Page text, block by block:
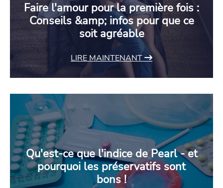
Faire l'amour pour la première fois :
Conseils &amp; infos pour que ce
soit agréable
LIRE MAINTENANT
Qu'est-ce que l'indice de Pearl - et
pourquoi les préservatifs sont
bons !